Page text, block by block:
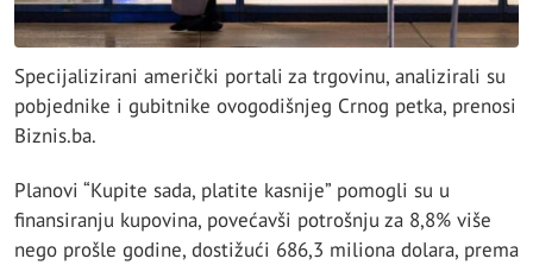
Specijalizirani američki portali za trgovinu, analizirali su
pobjednike i gubitnike ovogodišnjeg Crnog petka, prenosi
Biznis.ba.
Planovi “Kupite sada, platite kasnije” pomogli su u
finansiranju kupovina, povećavši potrošnju za 8,8% više
nego prošle godine, dostižući 686,3 miliona dolara, prema